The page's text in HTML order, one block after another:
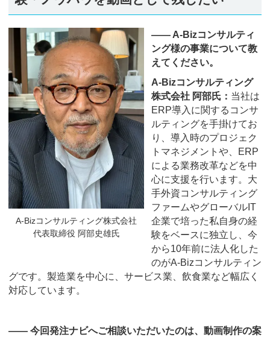
A-Bizコンサルティング株式会社
代表取締役 阿部史雄氏
―― A-Bizコンサルティ
ング様の事業について教
えてください。
A-Bizコンサルティング
株式会社 阿部氏： 当社は
ERP導入に関するコンサ
ルティングを手掛けてお
り、導入時のプロジェク
トマネジメントや、ERP
による業務改革などを中
心に支援を行います。大
手外資コンサルティング
ファームやグローバルIT
企業で培った私自身の経
験をベースに独立し、今
から10年前に法人化した
のがA-Bizコンサルティン
グです。製造業を中心に、サービス業、飲食業など幅広く
対応しています。
―― 今回発注ナビへご相談いただいたのは、動画制作の案